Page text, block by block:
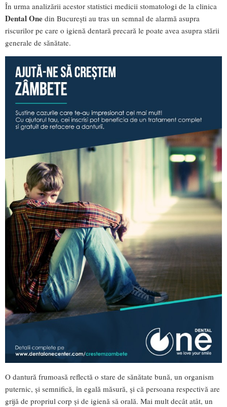
În urma analizării acestor statistici medicii stomatologi de la clinica
Dental One din Bucureşti au tras un semnal de alarmă asupra
riscurilor pe care o igienă dentară precară le poate avea asupra stării
generale de sănătate.
O dantură frumoasă reflectă o stare de sănătate bună, un organism
puternic, şi semnifică, în egală măsură, şi că persoana respectivă are
grijă de propriul corp şi de igienă să orală. Mai mult decât atât, un